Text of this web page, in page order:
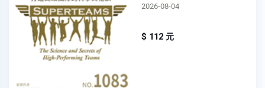
2026-08-04
$ 112 元